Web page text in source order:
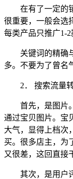
在有了一定的销
很重要，一般会选
每类产品只推广1-2
关键词的精确与
多。不要为了曾名
2． 搜索流量转
首先，是图片。
通过宝贝图片。宝
大气，显得上档次
买。很多店主，为
又很差，这回直接
其次，是用户评